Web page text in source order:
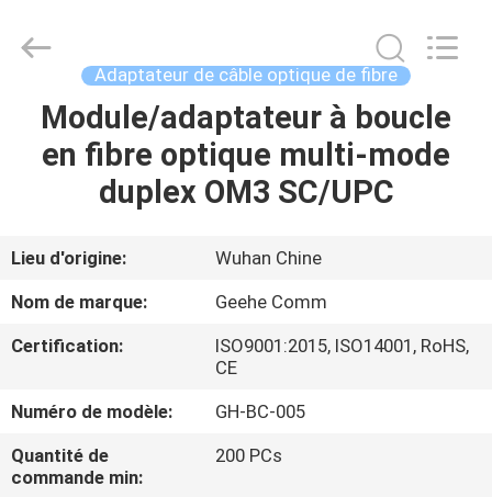
MAISON
PRODUITS
AU
SUJET
DE
VISITE
D'USINE
Optical
Communication
Reserved.
Developed
Adaptateur de câble optique de fibre
Module/adaptateur à boucle
en fibre optique multi-mode
duplex OM3 SC/UPC
Lieu d'origine:
Wuhan Chine
Nom de marque:
Geehe Comm
Certification:
ISO9001:2015, ISO14001, RoHS,
CE
Numéro de modèle:
GH-BC-005
Quantité de
commande min:
200 PCs